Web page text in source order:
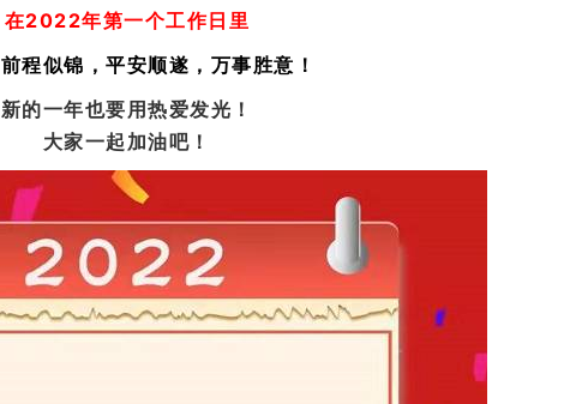
在2022年第一个工作日里
前程似锦，平安顺遂，万事胜意！
新的一年也要用热爱发光！
大家一起加油吧！